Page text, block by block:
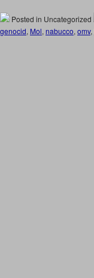
Posted in Uncategorized
genocid, Mol, nabucco, omv,